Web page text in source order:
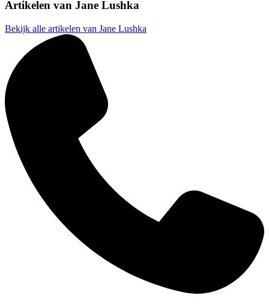
Artikelen van Jane Lushka
Bekijk alle artikelen van Jane Lushka